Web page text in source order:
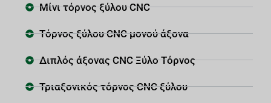
Μίνι τόρνος ξύλου CNC
Τόρνος ξύλου CNC μονού άξονα
Διπλός άξονας CNC Ξύλο Τόρνος
Τριαξονικός τόρνος CNC ξύλου